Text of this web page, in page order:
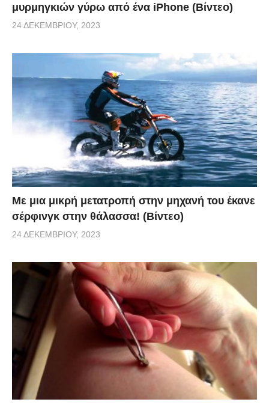
μυρμηγκιών γύρω από ένα iPhone (Βίντεο)
24 ΔΕΚΕΜΒΡΊΟΥ, 2023
Με μια μικρή μετατροπή στην μηχανή του έκανε
σέρφινγκ στην θάλασσα! (Βίντεο)
24 ΔΕΚΕΜΒΡΊΟΥ, 2023